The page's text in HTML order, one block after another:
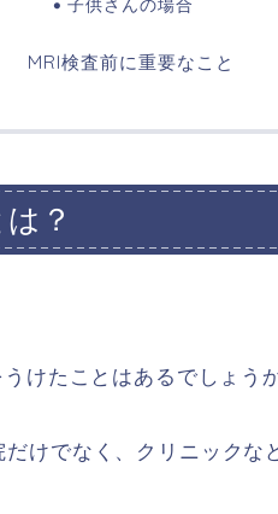
子供さんの場合
MRI検査前に重要なこと
？
けたことはあるでしょう
だけでなく、クリニックな